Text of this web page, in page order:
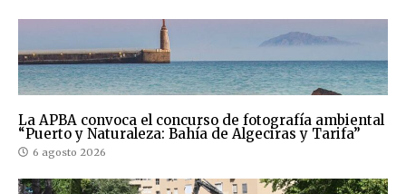
La APBA convoca el concurso de fotografía ambiental
“Puerto y Naturaleza: Bahía de Algeciras y Tarifa”
6 agosto 2026